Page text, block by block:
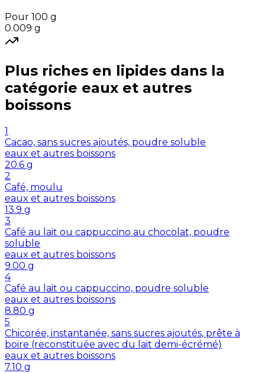
Pour 100 g
0.009 g
Plus riches en lipides dans la
catégorie eaux et autres
boissons
1
Cacao, sans sucres ajoutés, poudre soluble
eaux et autres boissons
20.6 g
2
Café, moulu
eaux et autres boissons
13.9 g
3
Café au lait ou cappuccino au chocolat, poudre
soluble
eaux et autres boissons
9.00 g
4
Café au lait ou cappuccino, poudre soluble
eaux et autres boissons
8.80 g
5
Chicorée, instantanée, sans sucres ajoutés, prête à
boire (reconstituée avec du lait demi-écrémé)
eaux et autres boissons
7.10 g